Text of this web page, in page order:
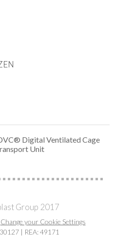
Digital Ventilated Cage
Unit
Group 2017
Change your Cookie Settings
| REA: 49171